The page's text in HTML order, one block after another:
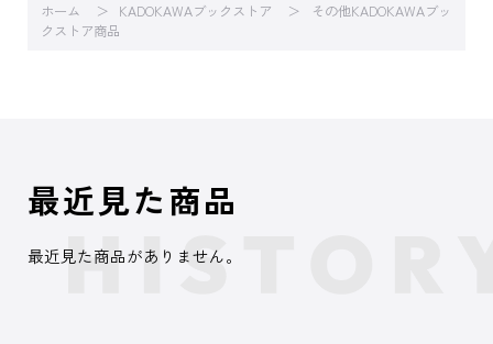
ホーム KADOKAWAブックストア
その他KADOKAWAブッ
クストア商品
最近見た商品
最近見た商品がありません。